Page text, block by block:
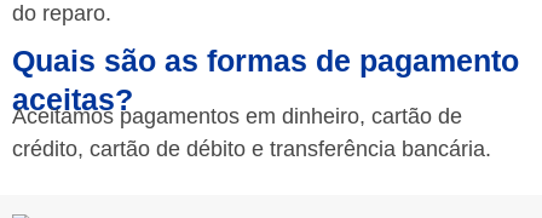
do reparo.
Quais são as formas de pagamento
aceitas?
Aceitamos pagamentos em dinheiro, cartão de
crédito, cartão de débito e transferência bancária.